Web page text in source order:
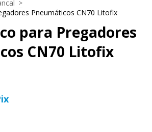
>
Pneumáticos CN70 Litofix
para Pregadores
CN70 Litofix